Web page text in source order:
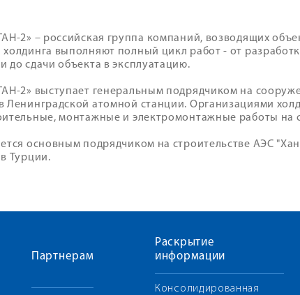
2» – российская группа компаний, возводящих
выполняют полный цикл работ - от
до сдачи объекта в эксплуатацию.
2» выступает генеральным подрядчиком на
Ленинградской атомной станции. Организациями
монтажные и электромонтажные работы на
основным подрядчиком на строительстве АЭС
Турции.
Партнерам
Раскрытие
информации
Консолидированная